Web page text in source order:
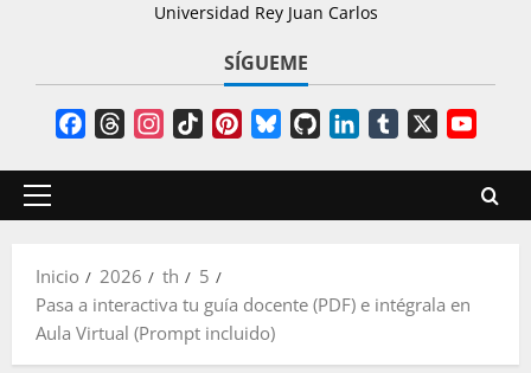
Universidad Rey Juan Carlos
SÍGUEME
FacebookThreadsInstagram
TikTokPinterestBlueskyGitHubLinkedInTumblr
Menú
Inicio
2026 th
5
Pasa a interactiva tu guía docente (PDF) e intégrala en
Aula Virtual (Prompt incluido)